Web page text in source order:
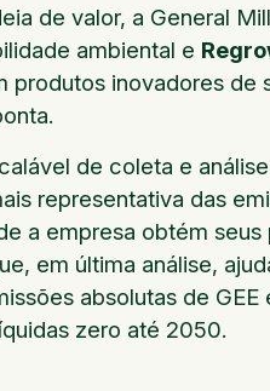
de valor, a General
ambiental e
produtos inovadores de
de coleta e
representativa das
a empresa obtém
em última análise,
absolutas de GEE
zero até 2050.